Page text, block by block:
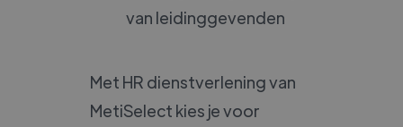
van leidinggevenden
Met HR dienstverlening van
MetiSelect kies je voor